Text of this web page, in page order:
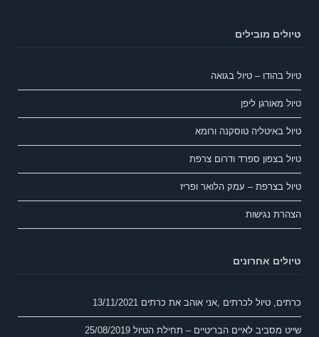
טיולים מובילים
טיול בהודו – טיול בגואה
טיול מאורגן ליפן
טיול באיטליה טוסקנה ורומא
טיול בצפון ספרד ודרום צרפת
טיול בצרפת – עמק הלואר ופריז
הצהרת נגישות
טיולים אחרונים
כרתים, טיול לכרתים ,אני אוהב את כרתים 13/11/2021
שייט מסביב לאיים הבריטיים – תחילת הטיול 25/08/2019